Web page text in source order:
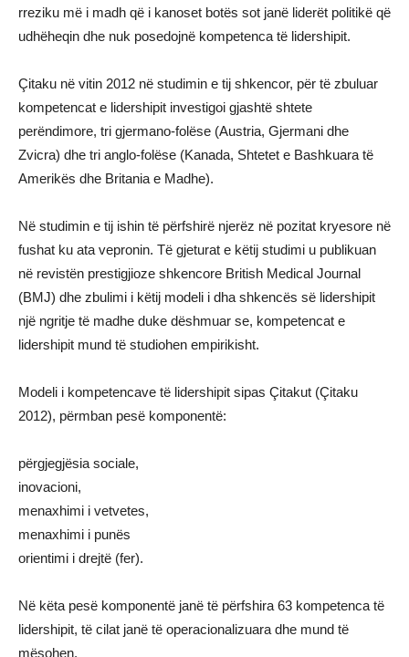
rreziku më i madh që i kanoset botës sot janë liderët politikë që
udhëheqin dhe nuk posedojnë kompetenca të lidershipit.
Çitaku në vitin 2012 në studimin e tij shkencor, për të zbuluar
kompetencat e lidershipit investigoi gjashtë shtete
perëndimore, tri gjermano-folëse (Austria, Gjermani dhe
Zvicra) dhe tri anglo-folëse (Kanada, Shtetet e Bashkuara të
Amerikës dhe Britania e Madhe).
Në studimin e tij ishin të përfshirë njerëz në pozitat kryesore në
fushat ku ata vepronin. Të gjeturat e këtij studimi u publikuan
në revistën prestigjioze shkencore British Medical Journal
(BMJ) dhe zbulimi i këtij modeli i dha shkencës së lidershipit
një ngritje të madhe duke dëshmuar se, kompetencat e
lidershipit mund të studiohen empirikisht.
Modeli i kompetencave të lidershipit sipas Çitakut (Çitaku
2012), përmban pesë komponentë:
përgjegjësia sociale,
inovacioni,
menaxhimi i vetvetes,
menaxhimi i punës
orientimi i drejtë (fer).
Në këta pesë komponentë janë të përfshira 63 kompetenca të
lidershipit, të cilat janë të operacionalizuara dhe mund të
mësohen.